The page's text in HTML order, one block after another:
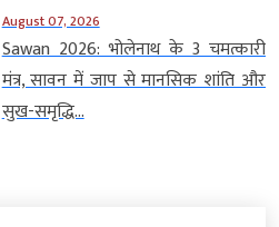
August 07, 2026
Sawan 2026: भोलेनाथ के 3 चमत्कारी
मंत्र, सावन में जाप से मानसिक शांति और
सुख-समृद्धि...